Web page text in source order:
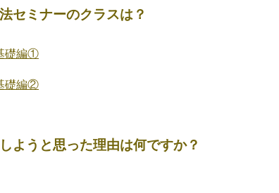
セミナーのクラスは？
礎編①
礎編②
ようと思った理由は何ですか？